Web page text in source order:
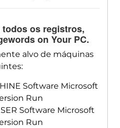
todos os registros,
on Your PC.
alvo de máquinas
Software Microsoft
Run
Software Microsoft
Run